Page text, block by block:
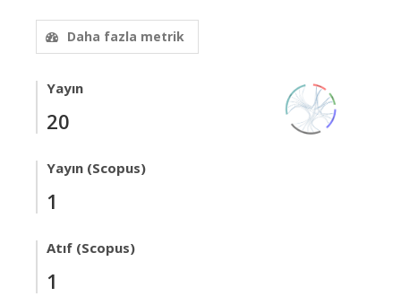
Daha fazla metrik
Yayın
20
Yayın (Scopus)
1
Atıf (Scopus)
1